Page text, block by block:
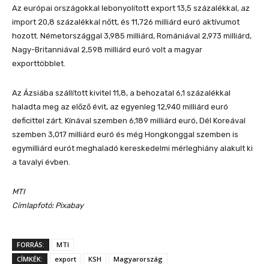
Az európai országokkal lebonyolított export 13,5 százalékkal, az
import 20,8 százalékkal nőtt, és 11,726 milliárd euró aktívumot
hozott. Németországgal 3,985 milliárd, Romániával 2,973 milliárd,
Nagy-Britanniával 2,598 milliárd euró volt a magyar
exporttöbblet.
Az Ázsiába szállított kivitel 11,8, a behozatal 6,1 százalékkal
haladta meg az előző évit, az egyenleg 12,940 milliárd euró
deficittel zárt. Kínával szemben 6,189 milliárd euró, Dél Koreával
szemben 3,017 milliárd euró és még Hongkonggal szemben is
egymilliárd eurót meghaladó kereskedelmi mérleghiány alakult ki
a tavalyi évben.
MTI
Címlapfotó:Pixabay
FORRÁS:
MTI
CÍMKÉK:
export KSH Magyarország